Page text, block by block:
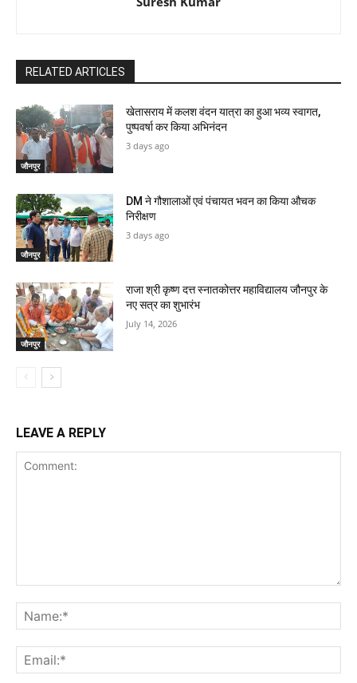
RELATED ARTICLES
जौनपुर
खेतासराय में कलश वंदन यात्रा का हुआ भव्य स्वागत,
पुष्पवर्षा कर किया अभिनंदन
3 days ago
जौनपुर
DM ने गौशालाओं एवं पंचायत भवन का किया औचक
निरीक्षण
3 days ago
जौनपुर
राजा श्री कृष्ण दत्त स्नातकोत्तर महाविद्यालय जौनपुर के
नए सत्र का शुभारंभ
July 14, 2026
LEAVE A REPLY